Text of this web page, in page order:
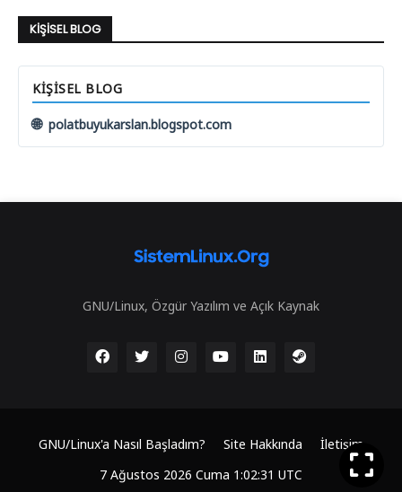
KIŞISEL BLOG
KIŞISEL BLOG
🌐 polatbuyukarslan.blogspot.com
GNU/Linux, Özgür Yazılım ve Açık Kaynak
7 Ağustos 2026 Cuma 1:02:31 UTC
GNU/Linux'a Nasıl Başladım? Site Hakkında İletişim